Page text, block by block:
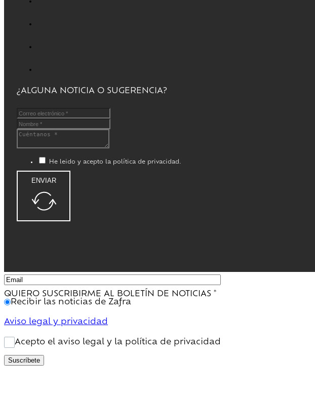
¿ALGUNA NOTICIA O SUGERENCIA?
He leido y acepto la política de privacidad.
ENVIAR
QUIERO SUSCRIBIRME AL BOLETÍN DE NOTICIAS *
Recibir las noticias de Zafra
Aviso legal y privacidad
Acepto el aviso legal y la política de privacidad
Suscríbete